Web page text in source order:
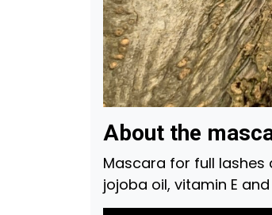
About the
Mascara for full lashes
jojoba oil, vitamin E